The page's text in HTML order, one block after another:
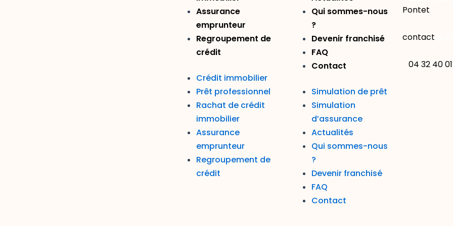
Assurance
emprunteur
Regroupement de
crédit
Crédit immobilier
Prêt professionnel
Rachat de crédit
immobilier
Assurance
emprunteur
Regroupement de
crédit
Qui sommes-nous
?
Devenir franchisé
FAQ
Contact
Simulation de prêt
Simulation
d’assurance
Actualités
Qui sommes-nous
?
Devenir franchisé
FAQ
Contact
Pontet
contact
04 32 40